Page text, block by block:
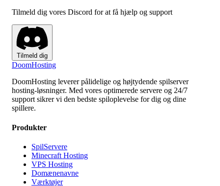
Tilmeld dig vores Discord for at få hjælp og support
Tilmeld dig
DoomHosting
DoomHosting leverer pålidelige og højtydende spilserver
hosting-løsninger. Med vores optimerede servere og 24/7
support sikrer vi den bedste spiloplevelse for dig og dine
spillere.
Produkter
SpilServere
Minecraft Hosting
VPS Hosting
Domænenavne
Værktøjer